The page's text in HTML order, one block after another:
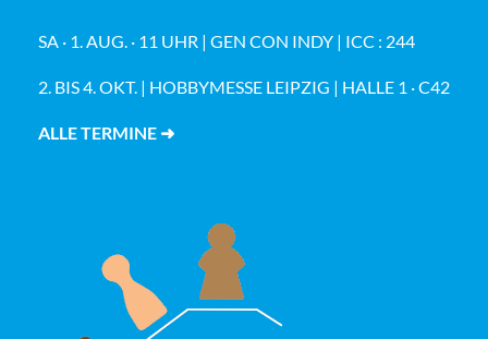
SA · 1. AUG. · 11 UHR | GEN CON INDY | ICC : 244
2. BIS 4. OKT. | HOBBYMESSE LEIPZIG | HALLE 1 · C42
ALLE TERMINE ➜